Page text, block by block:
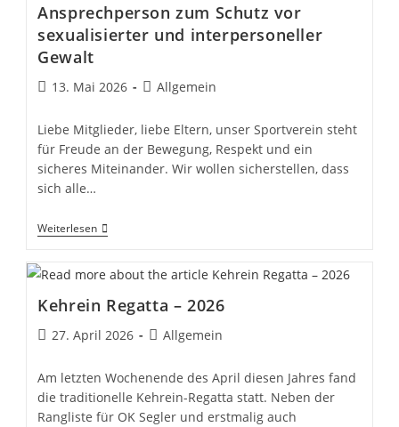
Ansprechperson zum Schutz vor
sexualisierter und interpersoneller
Gewalt
Beitrag
13. Mai 2026
Beitrags-
Allgemein
Liebe Mitglieder, liebe Eltern, unser Sportverein steht
für Freude an der Bewegung, Respekt und ein
sicheres Miteinander. Wir wollen sicherstellen, dass
sich alle…
WeiterlesenAnsprechperson
Zum
Vor
Sexualisierter
Und
Interpersoneller
Gewalt
Kehrein Regatta – 2026
Beitrag
27. April 2026
Beitrags-
Allgemein
Am letzten Wochenende des April diesen Jahres fand
die traditionelle Kehrein-Regatta statt. Neben der
Rangliste für OK Segler und erstmalig auch